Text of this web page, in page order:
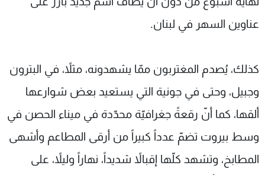
عناوين السهر في لبنان.
كذلك، يُصدم المغتربون ممّا يشهدونه، مثلاً، في البترون
وجبيل، وحتى في جونية التي يستعيد بعض شوارعها
ألقها، كما أنّ رقعةً جغرافيّة محدّدة في ميناء الحصن في
وسط بيروت تضمّ عدداً كبيراً من أرقى المطاعم وأشهى
المطابخ، وتشهد كلّها إقبالاً شديداً، نهاراً وليلاً، على